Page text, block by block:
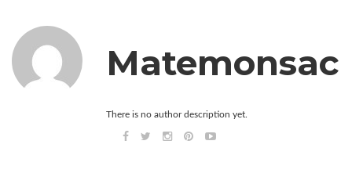
Matemonsac
There is no author description yet.